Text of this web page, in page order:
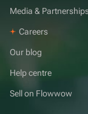
Media &
Careers
Our blog
Help centre
Sell on Flowwow